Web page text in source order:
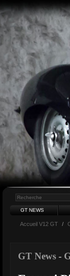
GT NEWS
Accueil V12 GT /
GT News -